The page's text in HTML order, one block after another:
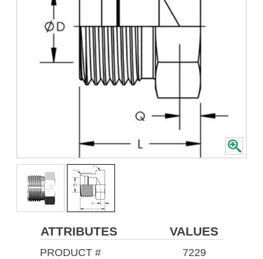
ATTRIBUTES VALUES
PRODUCT # 7229